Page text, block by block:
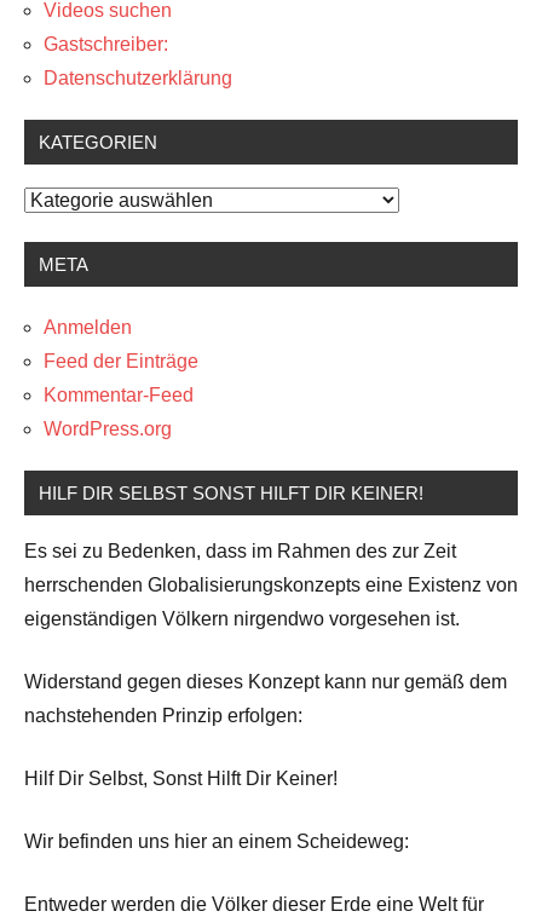
Videos suchen
Gastschreiber:
Datenschutzerklärung
KATEGORIEN
Kategorien
META
Anmelden
Feed der Einträge
Kommentar-Feed
WordPress.org
HILF DIR SELBST SONST HILFT DIR KEINER!
Es sei zu Bedenken, dass im Rahmen des zur Zeit
herrschenden Globalisierungskonzepts eine Existenz von
eigenständigen Völkern nirgendwo vorgesehen ist.
Widerstand gegen dieses Konzept kann nur gemäß dem
nachstehenden Prinzip erfolgen:
Hilf Dir Selbst, Sonst Hilft Dir Keiner!
Wir befinden uns hier an einem Scheideweg:
Entweder werden die Völker dieser Erde eine Welt für